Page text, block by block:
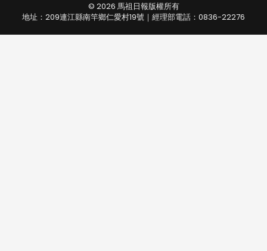
© 2026 馬祖日報版權所有
地址：209連江縣南竿鄉仁愛村19號｜經理部電話：0836-22276